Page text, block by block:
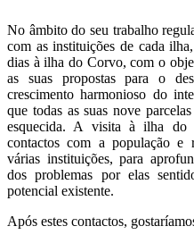
No âmbito do seu trabalho
com as instituições de cada
dias à ilha do Corvo, com o
as suas propostas para o
crescimento harmonioso do
que todas as suas nove
esquecida. A visita à ilha do
contactos com a população e
várias instituições, para
dos problemas por elas
potencial existente.
Após estes contactos,